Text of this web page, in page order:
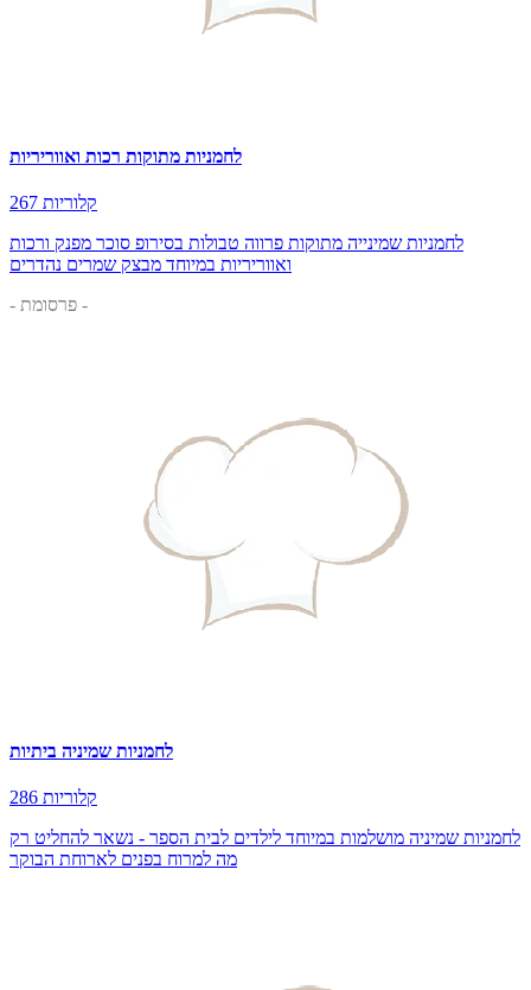
לחמניות מתוקות רכות ואווריריות
267 קלוריות
לחמניות שמינייה מתוקות פרווה טבולות בסירופ סוכר מפנק ורכות
ואווריריות במיוחד מבצק שמרים נהדרים
- פרסומת -
לחמניות שמיניה ביתיות
286 קלוריות
לחמניות שמיניה מושלמות במיוחד לילדים לבית הספר - נשאר להחליט רק
מה למרוח בפנים לארוחת הבוקר